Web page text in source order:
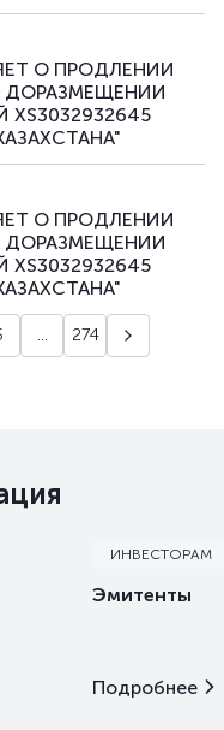
О ПРОДЛЕНИИ
ДОРАЗМЕЩЕНИИ
О ПРОДЛЕНИИ
ДОРАЗМЕЩЕНИИ
... 274
ИНВЕСТОРАМ
Эмитенты
Подробнее